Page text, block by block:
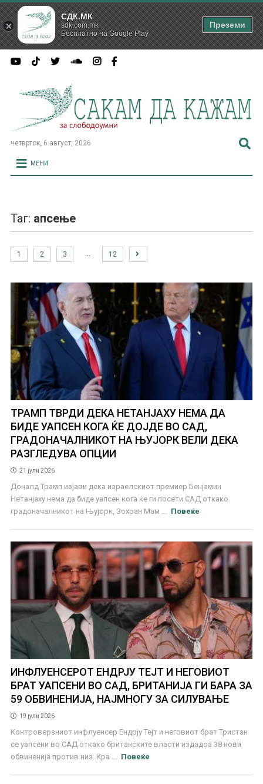
четврток, 6 август, 2026
МЕНИ
Таг: апсење
1 2 3 12
ТРАМП ТВРДИ ДЕКА НЕТАНЈАХУ НЕМА ДА
БИДЕ УАПСЕН КОГА ЌЕ ДОЈДЕ ВО САД,
ГРАДОНАЧАЛНИКОТ НА ЊУЈОРК ВЕЛИ ДЕКА
РАЗГЛЕДУВА ОПЦИИ
21 јули 2026
Доналд Трамп изјави дека израелскиот премиер Бенјамин
Нетанјаху нема да биде уапсен кога ќе ги посети САД откако
градоначалникот на Њујорк, Зохран Мам ...
Повеќе
ИНФЛУЕНСЕРОТ ЕНДРЈУ ТЕЈТ И НЕГОВИОТ
БРАТ УАПСЕНИ ВО САД, БРИТАНИЈА ГИ БАРА ЗА
59 ОБВИНЕНИЈА, НАЈМНОГУ ЗА СИЛУВАЊЕ
19 јули 2026
Контроверзниот инфлуенсер Ендрју Тејт и неговиот брат Тристан
се уапсени во САД откако британските власти издадоа 38 нови
обвиненија против низ. Кра ...
Повеќе
СДК.МК
sdk.com.mk
Бесплатно на Google Play
Преземи